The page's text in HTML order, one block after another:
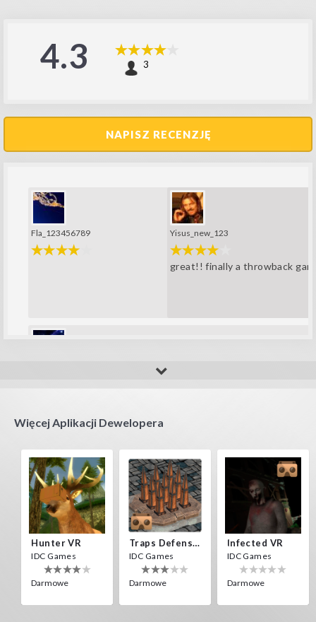
4.3 3
NAPISZ RECENZJĘ
Fla_123456789 Yisus_new_123
great!! finally a throwback
Więcej Aplikacji Dewelopera
Hunter VR
IDC Games
Darmowe
Traps Defense VR
IDC Games
Darmowe
Infected VR
IDC Games
Darmowe